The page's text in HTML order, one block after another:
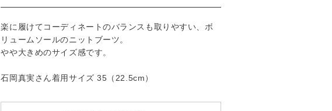
楽に履けてコーディネートのバランスも取りやすい、ボ
リュームソールのニットブーツ。
やや大きめのサイズ感です。
石岡真実さん着用サイズ 35（22.5cm）